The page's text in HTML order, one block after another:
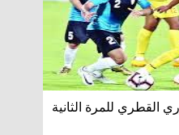
القطري للمرة الثانية